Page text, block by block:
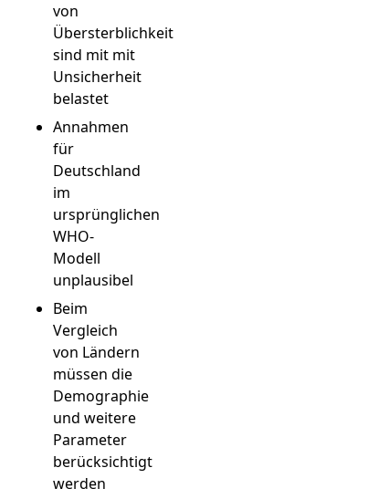
von
Übersterblichkeit
sind mit mit
Unsicherheit
belastet
Annahmen
für
Deutschland
im
ursprünglichen
WHO-
Modell
unplausibel
Beim
Vergleich
von Ländern
müssen die
Demographie
und weitere
Parameter
berücksichtigt
werden